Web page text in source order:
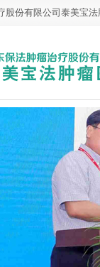
股份有限公司泰美宝法